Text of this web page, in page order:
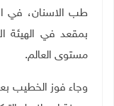
طب الاسنان، في
بمقعد في الهيئة
مستوى العالم.
وجاء فوز الخطيب